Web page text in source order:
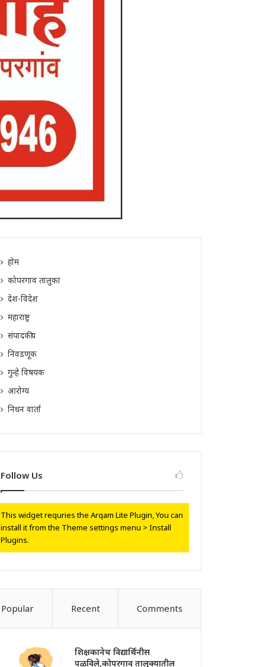
होम
कोपरगाव तालुका
देश-विदेश
महाराष्ट्र
संपादकीय
निवडणूक
गुन्हे विषयक
आरोग्य
निधन वार्ता
Follow Us
This widget requries the Arqam Lite Plugin, You can
install it from the Theme settings menu > Install
Plugins.
Popular Recent Comments
शिक्षकानेच विद्यार्थिनीस
पळविले,कोपरगाव तालुक्यातील